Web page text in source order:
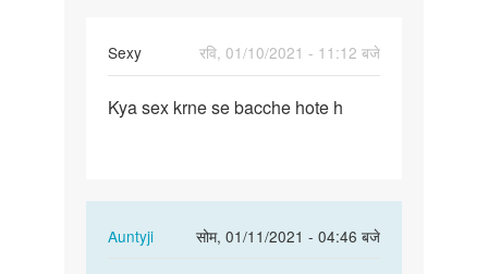
Sexy
रवि, 01/10/2021 - 11:12 बजे
Kya
hote
Kya sex krne se bacche hote h
Auntyji
सोम, 01/11/2021 - 04:46 बजे
In